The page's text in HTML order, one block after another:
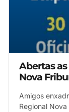
Abertas
Nova
Amigos
Regional